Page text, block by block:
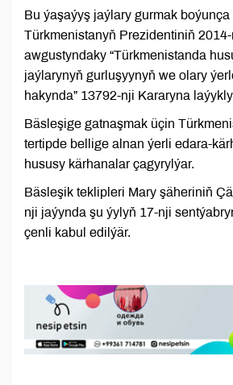
Bu ýaşaýyş jaýlary gurmak
Türkmenistanyň Prezidentiniň
awgustyndaky “Türkmenistanda
jaýlarynyň gurluşyynyň we olary
hakynda” 13792-nji Kararyna
Bäsleşige gatnaşmak üçin
tertipde bellige alnan ýerli edara-
hususy kärhanalar çagyrylýar.
Bäsleşik teklipleri Mary şäheriniň
nji jaýynda şu ýylyň 17-nji
çenli kabul edilýär.